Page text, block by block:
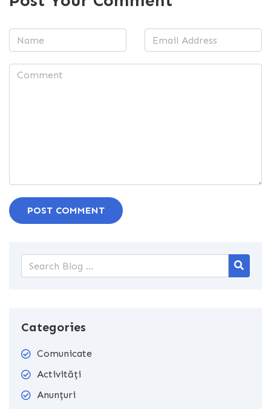
POST COMMENT
Categories
Comunicate
Activități
Anunțuri